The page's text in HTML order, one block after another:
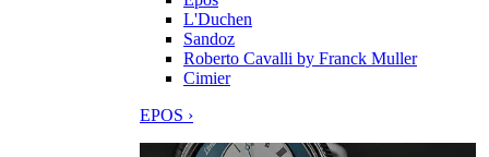
L'Duchen
Sandoz
Roberto Cavalli by Franck Muller
Cimier
EPOS ›